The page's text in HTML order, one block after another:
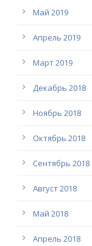
Май 2019
Апрель 2019
Март 2019
Декабрь 2018
Ноябрь 2018
Октябрь 2018
Сентябрь 2018
Август 2018
Май 2018
Апрель 2018